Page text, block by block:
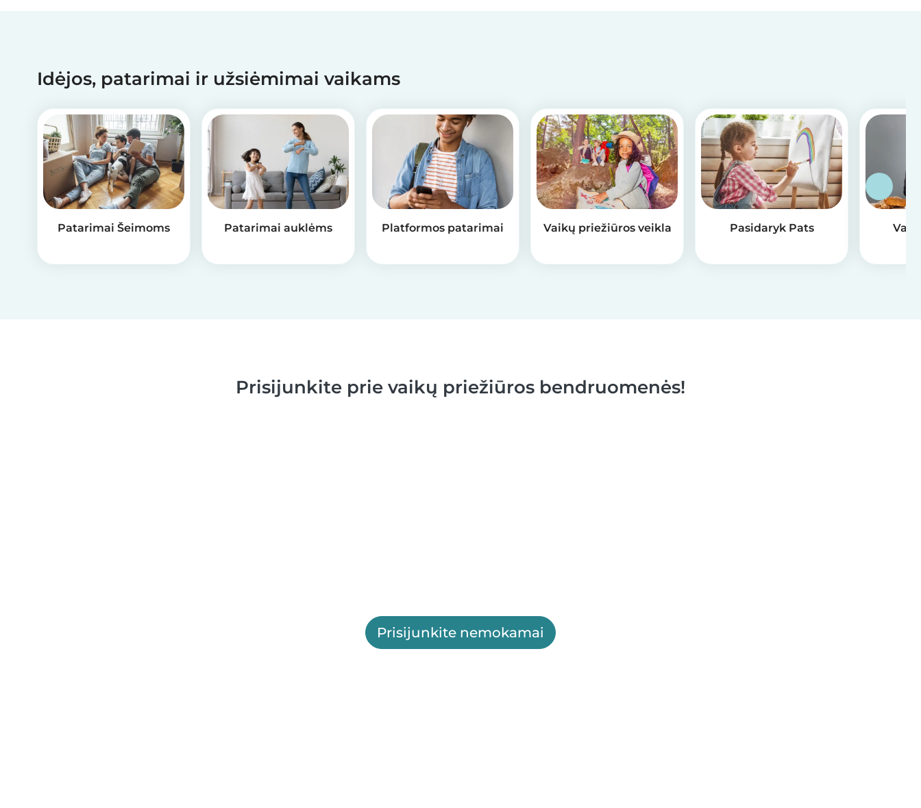
Idėjos, patarimai ir užsiėmimai vaikams
Patarimai Šeimoms Patarimai auklėms Platformos patarimai Vaikų priežiūros veikla Pasidaryk Pats
Prisijunkite prie vaikų priežiūros bendruomenės!
Prisijunkite nemokamai